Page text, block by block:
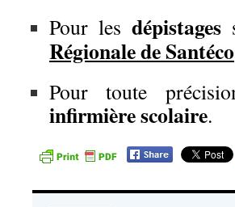
Pour les dépistages
Régionale de Santéco
Pour toute
infirmière scolaire.